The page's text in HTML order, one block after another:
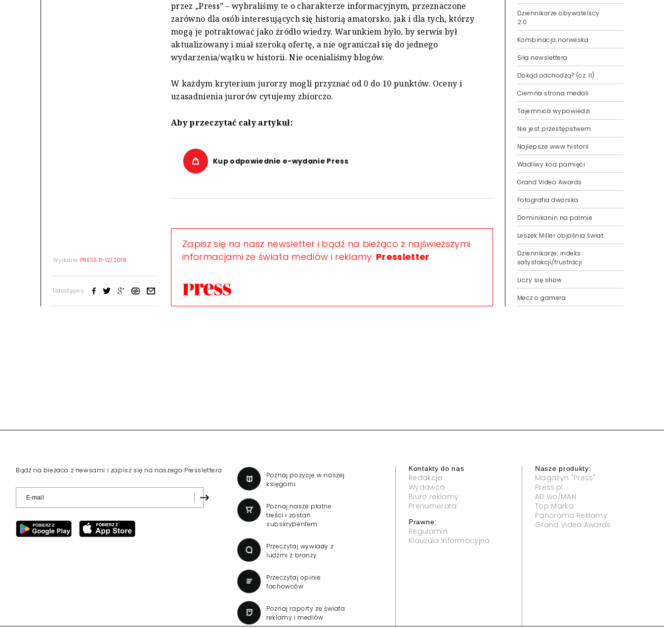
Wydanie: PRESS 11-12/2018
Udostępnij:
przez „Press” – wybraliśmy te o charakterze informacyjnym, przeznaczone
zarówno dla osób interesujących się historią amatorsko, jak i dla tych, którzy
mogą je potraktować jako źródło wiedzy. Warunkiem było, by serwis był
aktualizowany i miał szeroką ofertę, a nie ograniczał się do jednego
wydarzenia/wątku w historii. Nie ocenialiśmy blogów.
W każdym kryterium jurorzy mogli przyznać od 0 do 10 punktów. Oceny i
uzasadnienia jurorów cytujemy zbiorczo.
Aby przeczytać cały artykuł:
Kup odpowiednie e-wydanie Press
Zapisz się na nasz newsletter i bądź na bieżąco z najświeższymi
informacjami ze świata mediów i reklamy. Pressletter
Dziennikarze obywatelscy
2.0
Kombinacja norweska
Siła newslettera
Dokąd odchodzą? (cz. II)
Ciemna strona medali
Tajemnica wypowiedzi
Nie jest przestępstwem
Najlepsze www historii
Wadliwy kod pamięci
Grand Video Awards
Fotografia dworska
Dominikanin na palmie
Leszek Miller objaśnia świat
Dziennikarze: indeks
satysfakcji/frustracji
Liczy się show
Mecz o gamera
Bądź na bieżaco z newsami i zapisz się na naszego Presslettera
Poznaj pozycje w naszej
księgarni
Poznaj nasze płatne
treści i zostań
subskrybentem
Przeczytaj wywiady z
ludźmi z branży
Przeczytaj opinie
fachowców
Poznaj raporty ze świata
reklamy i mediów
Kontakty do nas
Redakcja
Wydawca
Biuro reklamy
Prenumerata
Prawne:
Regulamin
Klauzula informacyjna
Nasze produkty:
Magazyn "Press"
Press.pl
AD wo/MAN
Top Marka
Panorama Reklamy
Grand Video Awards